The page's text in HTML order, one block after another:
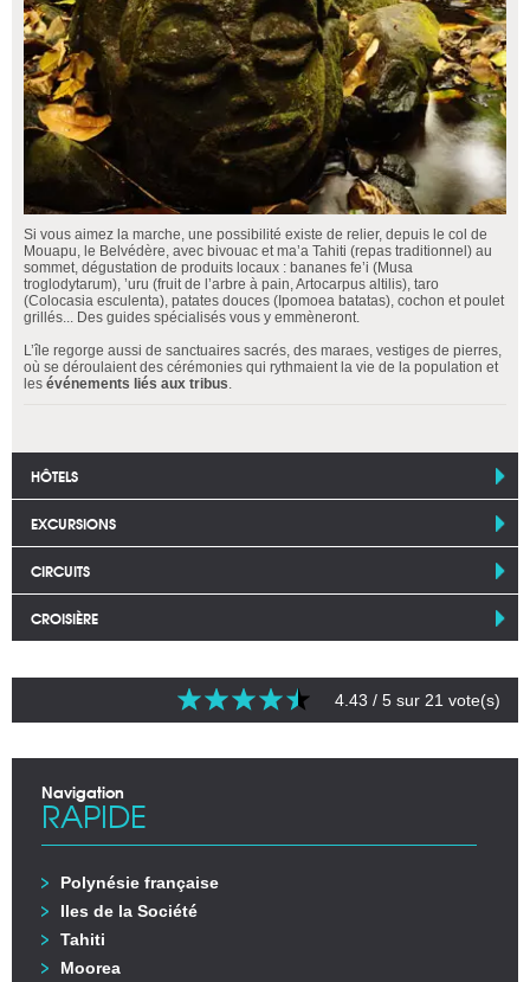
Si vous aimez la marche, une possibilité existe de relier, depuis le col de
Mouapu, le Belvédère, avec bivouac et ma’a Tahiti (repas traditionnel) au
sommet, dégustation de produits locaux : bananes fe’i (Musa
troglodytarum), ’uru (fruit de l’arbre à pain, Artocarpus altilis), taro
(Colocasia esculenta), patates douces (Ipomoea batatas), cochon et poulet
grillés... Des guides spécialisés vous y emmèneront.
L’île regorge aussi de sanctuaires sacrés, des maraes, vestiges de pierres,
où se déroulaient des cérémonies qui rythmaient la vie de la population et
les événements liés aux tribus
HÔTELS
EXCURSIONS
CIRCUITS
CROISIÈRE
4.43 / 5 sur 21 vote(s)
Navigation
RAPIDE
Polynésie française
Iles de la Société
Tahiti
Moorea